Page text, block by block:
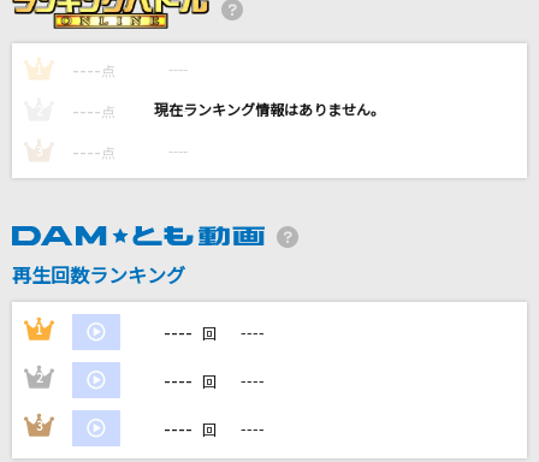
もっと見る
カラオケ最新情報をチェック！
DAMに会員登録・ログインして
カラオケをもっと楽しもう！
家族や友達と一緒に！練習にも！
1 ---- 点 ----
---- 点 ----
3 ---- 点 ----
再生回数ランキング
1 ---- 回 ----
2 ---- 回 ----
3 ---- 回 ----